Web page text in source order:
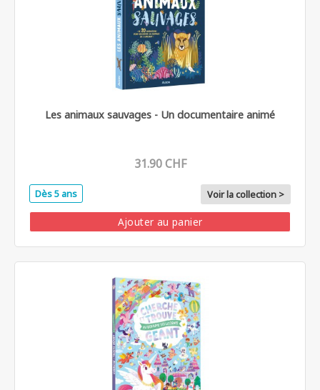
Les animaux sauvages - Un documentaire animé
31.90 CHF
Dès 5 ans Voir la collection >
Ajouter au panier